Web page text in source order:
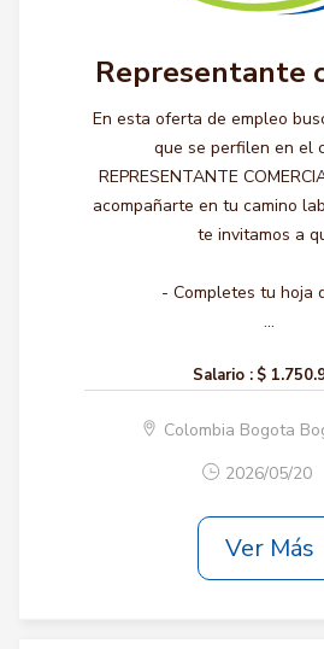
Representante
En esta oferta de empleo
que se perfilen en el
REPRESENTANTE
acompañarte en tu camino
te invitamos a
- Completes tu hoja
...
Salario : $
Colombia Bogota
2026/05/20
Ver Más